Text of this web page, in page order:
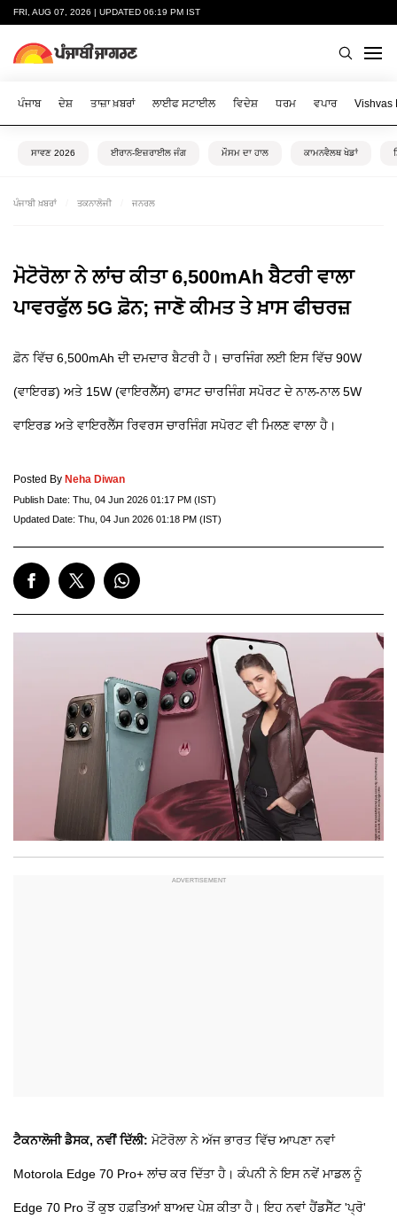
FRI, AUG 07, 2026 | UPDATED 06:19 PM IST
ਪੰਜਾਬ ਦੇਸ਼ ਤਾਜ਼ਾ ਖ਼ਬਰਾਂ ਲਾਈਫ ਸਟਾਈਲ ਵਿਦੇਸ਼ ਧਰਮ ਵਪਾਰ Vishvas
ਸਾਵਣ 2026 ਈਰਾਨ-ਇਜ਼ਰਾਈਲ ਜੰਗ ਮੌਸਮ ਦਾ ਹਾਲ ਕਾਮਨਵੈਲਥ ਖੇਡਾਂ
ਪੰਜਾਬੀ ਖ਼ਬਰਾਂ ਤਕਨਾਲੋਜੀ ਜਨਰਲ
ਮੋਟੋਰੋਲਾ ਨੇ ਲਾਂਚ ਕੀਤਾ 6,500mAh ਬੈਟਰੀ ਵਾਲਾ
ਪਾਵਰਫੁੱਲ 5G ਫ਼ੋਨ; ਜਾਣੋ ਕੀਮਤ ਤੇ ਖ਼ਾਸ ਫੀਚਰਜ਼
ਫ਼ੋਨ ਵਿੱਚ 6,500mAh ਦੀ ਦਮਦਾਰ ਬੈਟਰੀ ਹੈ। ਚਾਰਜਿੰਗ ਲਈ ਇਸ ਵਿੱਚ 90W
(ਵਾਇਰਡ) ਅਤੇ 15W (ਵਾਇਰਲੈੱਸ) ਫਾਸਟ ਚਾਰਜਿੰਗ ਸਪੋਰਟ ਦੇ ਨਾਲ-ਨਾਲ 5W
ਵਾਇਰਡ ਅਤੇ ਵਾਇਰਲੈੱਸ ਰਿਵਰਸ ਚਾਰਜਿੰਗ ਸਪੋਰਟ ਵੀ ਮਿਲਣ ਵਾਲਾ ਹੈ।
Posted By Neha Diwan
Publish Date: Thu, 04 Jun 2026 01:17 PM (IST)
Updated Date: Thu, 04 Jun 2026 01:18 PM (IST)
ਟੈਕਨਾਲੋਜੀ ਡੈਸਕ, ਨਵੀਂ ਦਿੱਲੀ: ਮੋਟੋਰੋਲਾ ਨੇ ਅੱਜ ਭਾਰਤ ਵਿੱਚ ਆਪਣਾ ਨਵਾਂ
Motorola Edge 70 Pro+ ਲਾਂਚ ਕਰ ਦਿੱਤਾ ਹੈ। ਕੰਪਨੀ ਨੇ ਇਸ ਨਵੇਂ ਮਾਡਲ ਨੂੰ
Edge 70 Pro ਤੋਂ ਕੁਝ ਹਫ਼ਤਿਆਂ ਬਾਅਦ ਪੇਸ਼ ਕੀਤਾ ਹੈ। ਇਹ ਨਵਾਂ ਹੈਂਡਸੈੱਟ 'ਪ੍ਰੋ'